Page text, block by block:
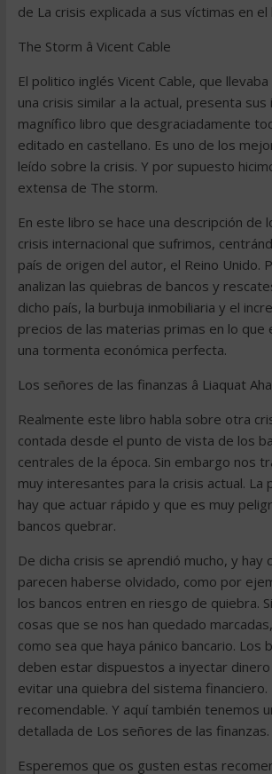
de La crisis explicada a sus víctimas en el
The Storm â Vicent Cable
El politico inglés Vicent Cable, que
una crisis similar a la actual, presenta
magnífico libro que desgraciadamente
editado en castellano. Es uno de los
leído sobre la crisis. Y por supuesto
extensa de The storm.
En este libro se hace una descripción de
crisis internacional que sufrimos,
país de origen del autor, el Reino Unido.
analizan las quiebras de bancos y
dicho país, la burbuja inmobiliaria y el
precios de las materias primas en lo que
una tormenta económica perfecta.
Los señores de las finanzas â Liaquat
Realmente este libro habla sobre otra
contada desde el punto de vista de los
centrales de la época. Sin embargo nos
muy interesantes para la crisis actual. La
hay que actuar rápido y que es muy
bancos quebrar.
De dicha crisis se aprendió mucho, y hay
parecen haberse olvidado, como por
los bancos entren en riesgo de quiebra.
cosas que se nos han quedado
como sea que haya pánico bancario. Los
deben estar dispuestos a inyectar
evitar una quiebra del sistema financiero.
recomendable. Y aquí también tenemos
detallada de Los señores de las finanzas.
Esperemos que os gusten estas